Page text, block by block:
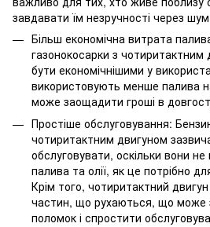
завдавати їм незручності через
Більш економічна витрата
газонокосарки з
бути економічнішими у
використовують менше палива
може заощадити гроші в
Простіше обслуговування:
чотиритактним двигуном
обслуговувати, оскільки вони
палива та олії, як це потрібно
Крім того, чотиритактний
частин, що рухаються, що може
поломок і спростити